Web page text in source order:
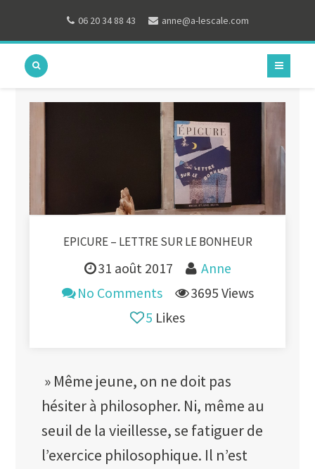
06 20 34 88 43 anne@a-lescale.com
EPICURE – LETTRE SUR LE BONHEUR
31 août 2017
Anne
No Comments
3695 Views
5 Likes
» Même jeune, on ne doit pas
hésiter à philosopher. Ni, même au
seuil de la vieillesse, se fatiguer de
l’exercice philosophique. Il n’est